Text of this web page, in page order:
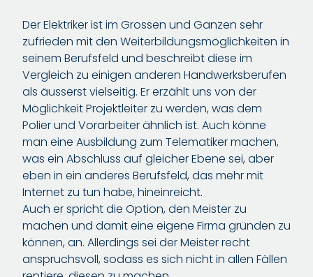
Der Elektriker ist im Grossen und Ganzen sehr
zufrieden mit den Weiterbildungsmöglichkeiten in
seinem Berufsfeld und beschreibt diese im
Vergleich zu einigen anderen Handwerksberufen
als äusserst vielseitig. Er erzählt uns von der
Möglichkeit Projektleiter zu werden, was dem
Polier und Vorarbeiter ähnlich ist. Auch könne
man eine Ausbildung zum Telematiker machen,
was ein Abschluss auf gleicher Ebene sei, aber
eben in ein anderes Berufsfeld, das mehr mit
Internet zu tun habe, hineinreicht.
Auch er spricht die Option, den Meister zu
machen und damit eine eigene Firma gründen zu
können, an. Allerdings sei der Meister recht
anspruchsvoll, sodass es sich nicht in allen Fällen